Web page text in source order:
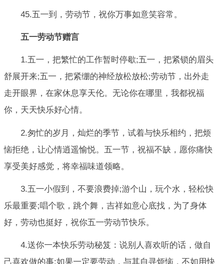
45.五一到，劳动节，祝你万事如意笑容常。
五一劳动节赠言
1.五一，把繁忙的工作暂时停歇;五一，把紧锁的眉头
舒展开来;五一，把紧绷的神经放松放松;劳动节，出外走
走开眼界，在家休息享天伦。无论你在哪里，我都祝福
你，天天快乐好心情。
2.匆忙的岁月，灿烂的季节，试着与快乐相约，把烦
恼拒绝，让心情逍遥愉悦。五一节，祝福不缺，愿你痛快
享受美好感觉，将幸福味道领略。
3.五一小假到，不要浪费掉;游个山，玩个水，轻松快
乐最重要;唱个歌，跳个舞，吉祥如意心底找，为了身体
好，劳动也挺好，祝你五一劳动节快乐。
4.送你一本快乐劳动秘笈：说别人喜欢听的话，做自
己喜欢做的事;如果一定要劳动，与其自寻烦恼，不如用快